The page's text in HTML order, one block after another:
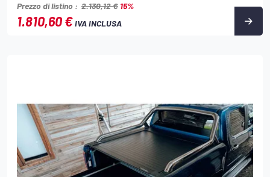
Prezzo di listino : 2.130,12 € 15%
1.810,60 €IVA INCLUSA